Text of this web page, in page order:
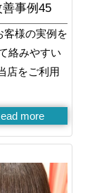
事例45
客様の実例を
絡みやすい
店をご利用
more